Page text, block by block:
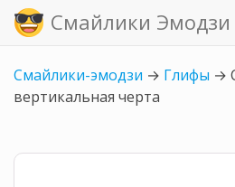
Смайлики Эмодзи
Смайлики-эмодзи → Глифы →
вертикальная черта